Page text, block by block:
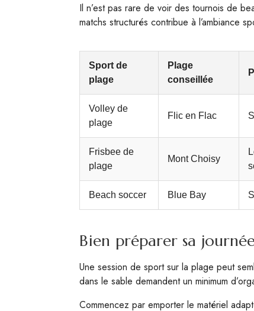
Il n’est pas rare de voir des tournois de
matchs structurés contribue à l’ambiance
Sport de
plage
Plage
conseillée
Volley de
plage
Flic en Flac
Frisbee de
plage
Mont Choisy
Beach soccer Blue Bay
Bien préparer sa
Une session de sport sur la plage peut
dans le sable demandent un minimum
Commencez par emporter le matériel